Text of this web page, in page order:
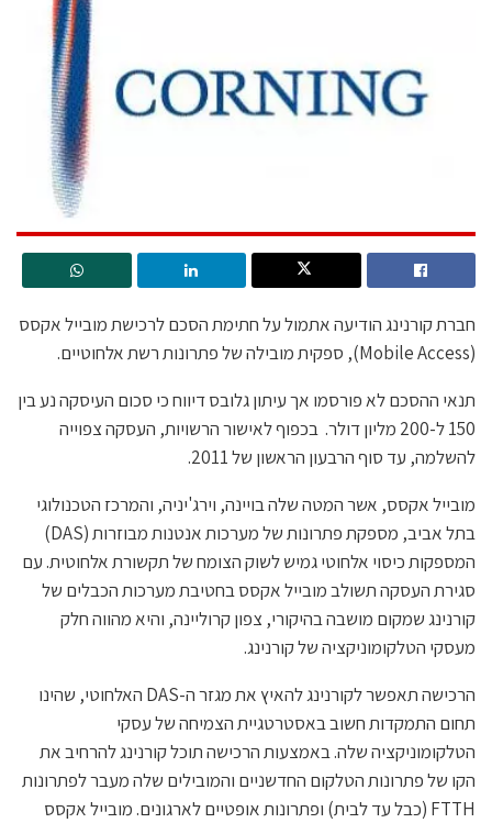
חברת קורנינג הודיעה אתמול על חתימת הסכם לרכישת מובייל אקסס
(Mobile Access), ספקית מובילה של פתרונות רשת אלחוטיים.
תנאי ההסכם לא פורסמו אך עיתון גלובס דיווח כי סכום העיסקה נע בין
150 ל-200 מליון דולר. בכפוף לאישור הרשויות, העסקה צפוייה
להשלמה, עד סוף הרבעון הראשון של 2011.
מובייל אקסס, אשר המטה שלה בויינה, וירג'יניה, והמרכז הטכנולוגי
בתל אביב, מספקת פתרונות של מערכות אנטנות מבוזרות (DAS)
המספקות כיסוי אלחוטי גמיש לשוק הצומח של תקשורת אלחוטית. עם
סגירת העסקה תשולב מובייל אקסס בחטיבת מערכות הכבלים של
קורנינג שמקום מושבה בהיקורי, צפון קרוליינה, והיא מהווה חלק
מעסקי הטלקומוניקציה של קורנינג.
הרכישה תאפשר לקורנינג להאיץ את מגזר ה-DAS האלחוטי, שהינו
תחום התמקדות חשוב באסטרטגיית הצמיחה של עסקי
הטלקומוניקציה שלה. באמצעות הרכישה תוכל קורנינג להרחיב את
הקו של פתרונות הטלקום החדשניים והמובילים שלה מעבר לפתרונות
FTTH (כבל עד לבית) ופתרונות אופטיים לארגונים. מובייל אקסס